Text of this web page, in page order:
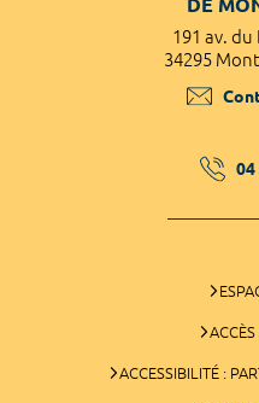
191 av.
34295
04
ACCESSIBILITÉ :